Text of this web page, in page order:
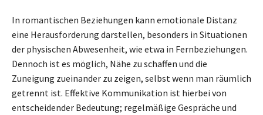
In romantischen Beziehungen kann emotionale Distanz
eine Herausforderung darstellen, besonders in Situationen
der physischen Abwesenheit, wie etwa in Fernbeziehungen.
Dennoch ist es möglich, Nähe zu schaffen und die
Zuneigung zueinander zu zeigen, selbst wenn man räumlich
getrennt ist. Effektive Kommunikation ist hierbei von
entscheidender Bedeutung; regelmäßige Gespräche und